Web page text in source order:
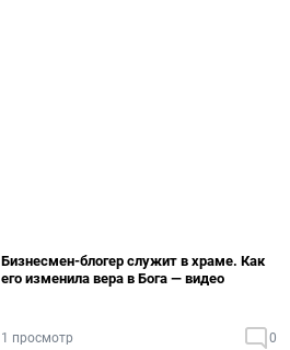
Бизнесмен-блогер служит в храме. Как
его изменила вера в Бога — видео
1 просмотр 0